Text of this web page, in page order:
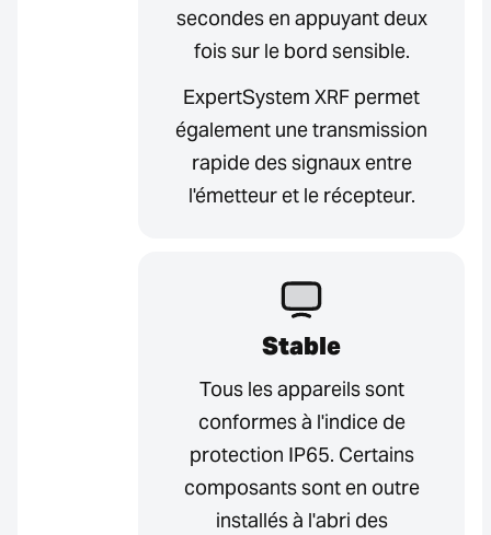
secondes en appuyant deux
fois sur le bord sensible.
ExpertSystem XRF permet
également une transmission
rapide des signaux entre
l'émetteur et le récepteur.
Stable
Tous les appareils sont
conformes à l'indice de
protection IP65. Certains
composants sont en outre
installés à l'abri des